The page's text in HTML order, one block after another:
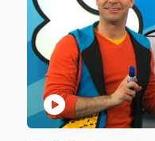
play_circle